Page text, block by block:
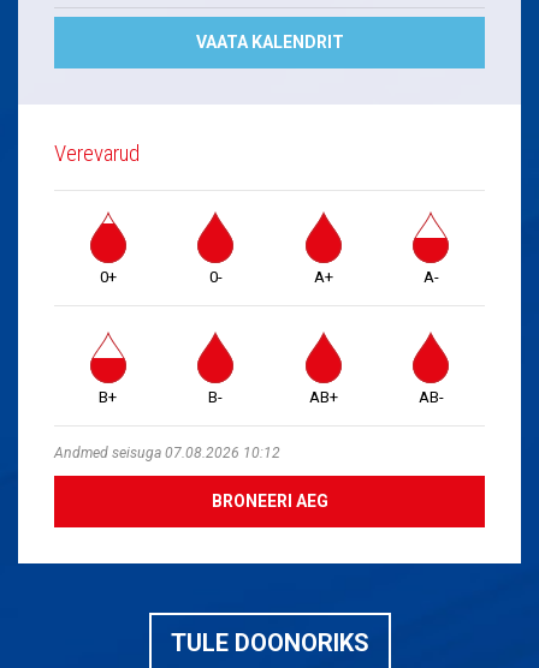
VAATA KALENDRIT
Verevarud
0+ 0- A+ A-
B+ B- AB+ AB-
Andmed seisuga 07.08.2026 10:12
BRONEERI AEG
TULE DOONORIKS